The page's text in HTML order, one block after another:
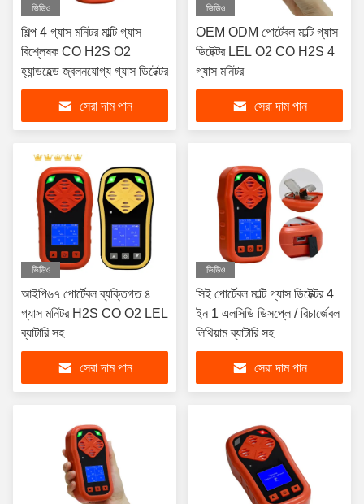
ভিডিও
শিল্প 4 গ্যাস মনিটর মাল্টি গ্যাস
বিশ্লেষক CO H2S O2
হ্যান্ডহেল্ড জ্বলনযোগ্য গ্যাস ডিটেক্টর
সেরা দাম পান
ভিডিও
OEM ODM পোর্টেবল মাল্টি গ্যাস
ডিটেক্টর LEL O2 CO H2S 4
গ্যাস মনিটর
সেরা দাম পান
ভিডিও
আইপি৬৭ পোর্টেবল ব্যক্তিগত ৪
গ্যাস মনিটর H2S CO O2 LEL
ব্যাটারি সহ
সেরা দাম পান
ভিডিও
সিই পোর্টেবল মাল্টি গ্যাস ডিটেক্টর 4
ইন 1 এলসিডি ডিসপ্লে / রিচার্জেবল
লিথিয়াম ব্যাটারি সহ
সেরা দাম পান